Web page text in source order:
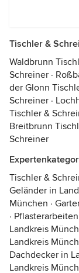
Tischler &
Waldbrunn
Schreiner ·
der Glonn
Schreiner ·
Tischler &
Breitbrunn
Schreiner
Tischler &
Geländer in
München ·
·
Landkreis
Landkreis
Dachdecker in
Landkreis